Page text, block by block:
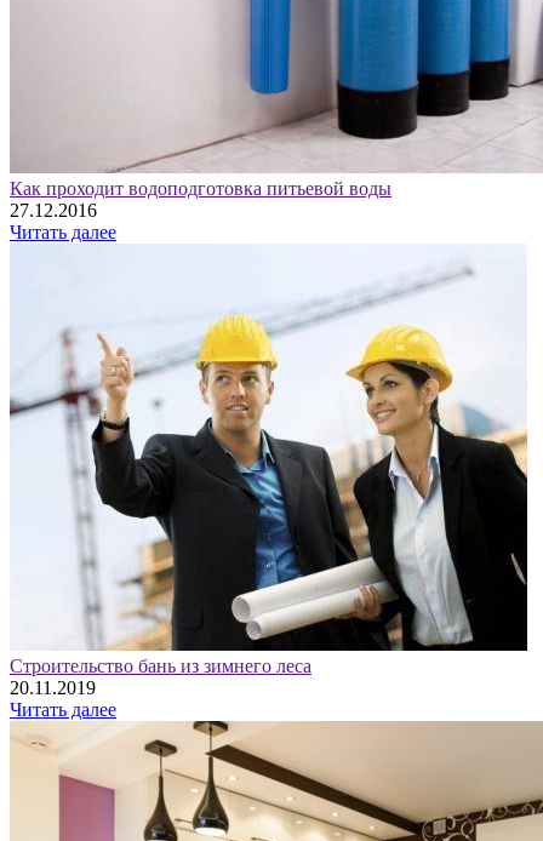
Как проходит водоподготовка питьевой воды
27.12.2016
Читать далее
Строительство бань из зимнего леса
20.11.2019
Читать далее